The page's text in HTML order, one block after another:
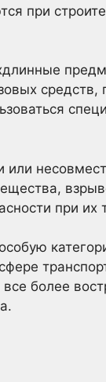
при
средств,
при их
более